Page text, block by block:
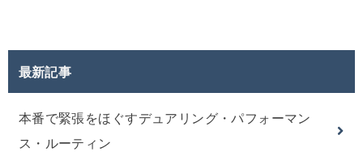
最新記事
本番で緊張をほぐすデュアリング・パフォーマン
ス・ルーティン